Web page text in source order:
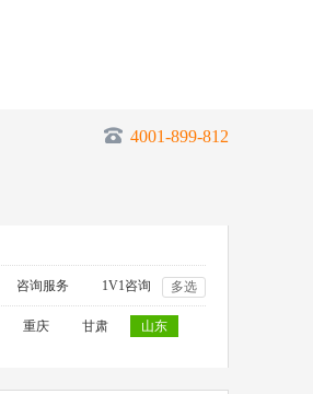
4001-899-812
咨询服务 1V1咨询 多选
重庆 甘肃
山东